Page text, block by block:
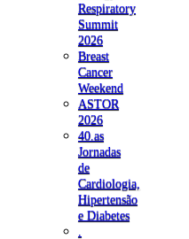
Respiratory
Summit
2026
Breast
Cancer
Weekend
ASTOR
2026
40.as
Jornadas
de
Cardiologia,
Hipertensão
e Diabetes